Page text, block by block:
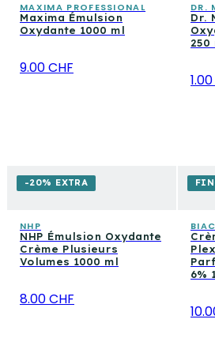
MAXIMA PROFESSIONAL
Maxima Émulsion
Oxydante 1000 ml
9.00 CHF
DR.
Dr.
250
-20% EXTRA
NHP
NHP Émulsion Oxydante
Crème Plusieurs
Volumes 1000 ml
8.00 CHF
6%